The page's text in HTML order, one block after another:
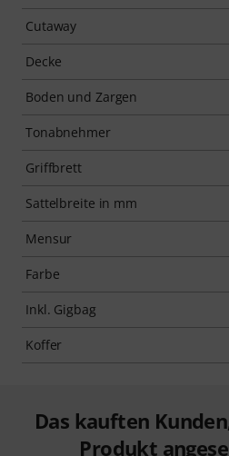
Cutaway
Decke
Boden und Zargen
Tonabnehmer
Griffbrett
Sattelbreite in mm
Mensur
Farbe
Inkl. Gigbag
Koffer
Das kauften
Produkt